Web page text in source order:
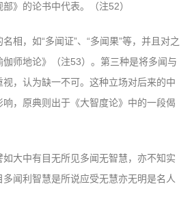
》的论书中代表。（注52）
相，如“多闻证”、“多闻果”等，并且对之
师地论》（注53）。第三种是将多闻与
，认为缺一不可。这种立场对后来的中
，原典则出于《大智度论》中的一段偈
大中有目无所见多闻无智慧，亦不知实
闻利智慧是所说应受无慧亦无明是名人